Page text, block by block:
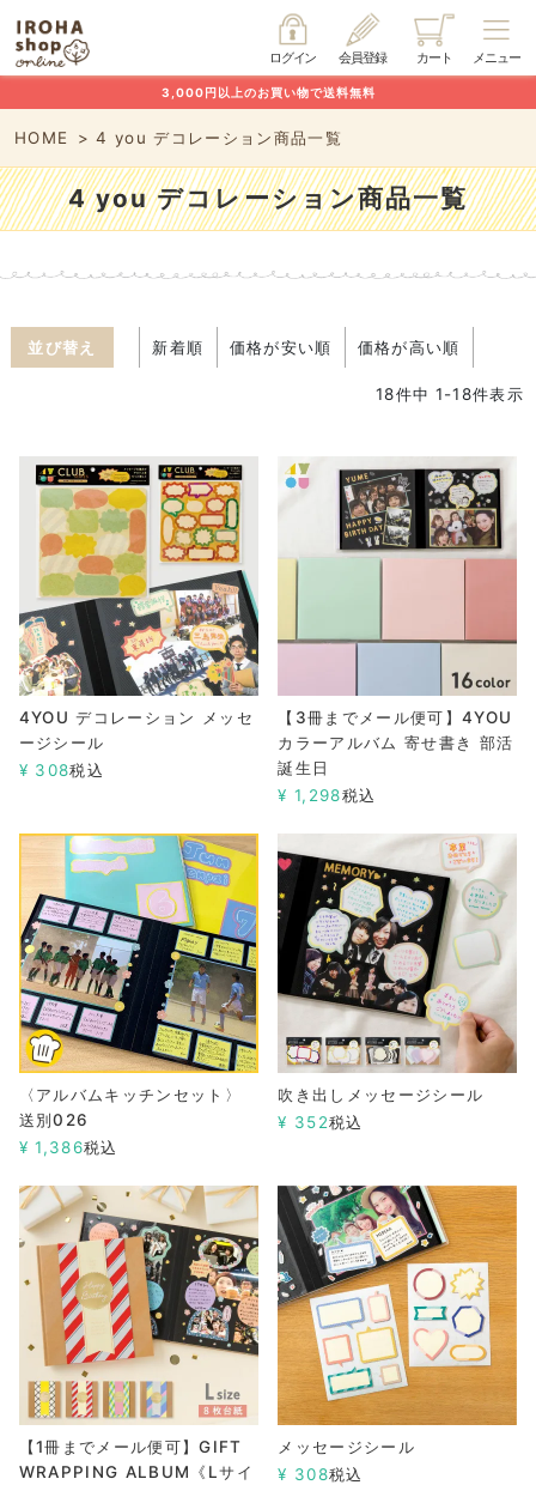
メニュー
カート
会員登録
ログイン
3,000円以上のお買い物で送料無料
HOME 4 you デコレーション商品一覧
4 you デコレーション商品一覧
並び替え 新着順 価格が安い順 価格が高い順
18件中 1-18件表示
4YOU デコレーション メッセ
ージシール
¥ 308税込
【3冊までメール便可】4YOU
カラーアルバム 寄せ書き 部活
誕生日
¥ 1,298税込
〈アルバムキッチンセット〉
送別026
¥ 1,386税込
吹き出しメッセージシール
¥ 352税込
【1冊までメール便可】GIFT
WRAPPING ALBUM《Lサイ
メッセージシール
¥ 308税込